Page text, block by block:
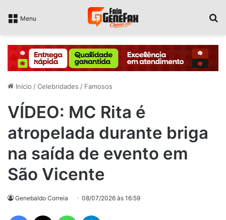
Menu
Início /Celebridades / Famosos
VÍDEO: MC Rita é
atropelada durante briga
na saída de evento em
São Vicente
Genebaldo Correia 08/07/2026 às 16:59
Facebook WhatsApp